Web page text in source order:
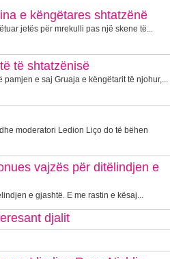
e këngëtares shtatzënë
jetës për mrekulli pas një skene të...
të shtatzënisë
e saj Gruaja e këngëtarit të njohur,...
moderatori Ledion Liço do të bëhen
vajzës për ditëlindjen e
e gjashtë. E me rastin e kësaj...
djalit